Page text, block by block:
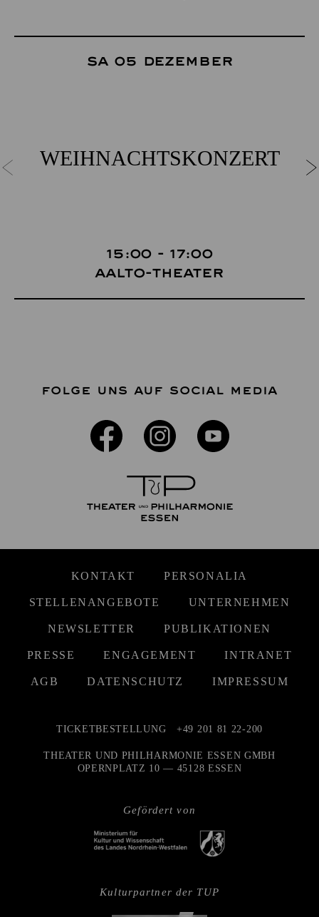
Sa 05 Dezember
WEIHNACHTS­KONZERT
15:00 - 17:00
Aalto-Theater
FOLGE UNS AUF SOCIAL MEDIA
KONTAKT PERSONALIA
STELLENANGEBOTE UNTERNEHMEN
NEWSLETTER PUBLIKATIONEN
PRESSE ENGAGEMENT INTRANET
AGB DATENSCHUTZ IMPRESSUM
Gefördert von
TICKETBESTELLUNG +49 201 81 22-200
THEATER UND PHILHARMONIE ESSEN GMBH
OPERNPLATZ 10 — 45128 ESSEN
Kulturpartner der TUP